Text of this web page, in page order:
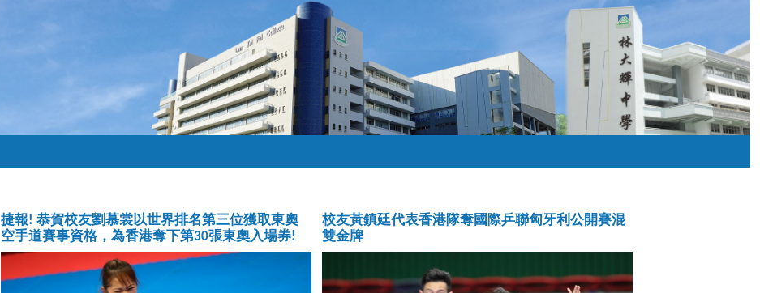
捷報! 恭賀校友劉慕裳以世界排名第三位獲取東奧
空手道賽事資格，為香港奪下第30張東奧入場券!
校友黃鎮廷代表香港隊奪國際乒聯匈牙利公開賽混
雙金牌